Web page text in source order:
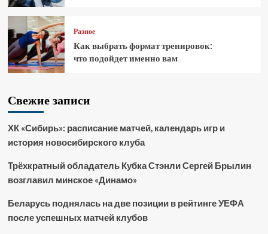
Разное
Как выбрать формат тренировок:
что подойдет именно вам
Свежие записи
ХК «Сибирь»: расписание матчей, календарь игр и
история новосибирского клуба
Трёхкратный обладатель Кубка Стэнли Сергей Брылин
возглавил минское «Динамо»
Беларусь поднялась на две позиции в рейтинге УЕФА
после успешных матчей клубов